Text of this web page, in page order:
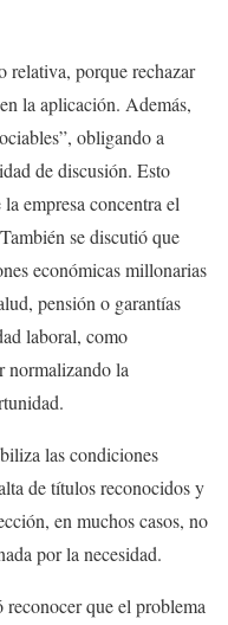
relativa, porque rechazar
la aplicación. Además,
obligando a
de discusión. Esto
empresa concentra el
se discutió que
económicas millonarias
pensión o garantías
laboral, como
normalizando la
las condiciones
de títulos reconocidos y
en muchos casos, no
por la necesidad.
que el problema